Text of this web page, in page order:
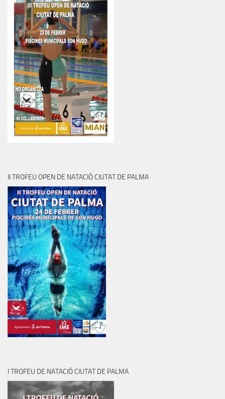
II TROFEU OPEN DE NATACIÓ CIUTAT DE PALMA
I TROFEU DE NATACIÓ CIUTAT DE PALMA